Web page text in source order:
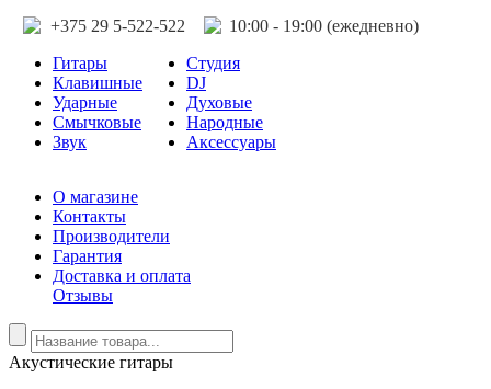
+375 29 5-522-522
10:00 - 19:00 (ежедневно)
Гитары
Клавишные
Ударные
Смычковые
Звук
Студия
DJ
Духовые
Народные
Аксессуары
О магазине
Контакты
Производители
Гарантия
Доставка и оплата
Отзывы
Акустические гитары